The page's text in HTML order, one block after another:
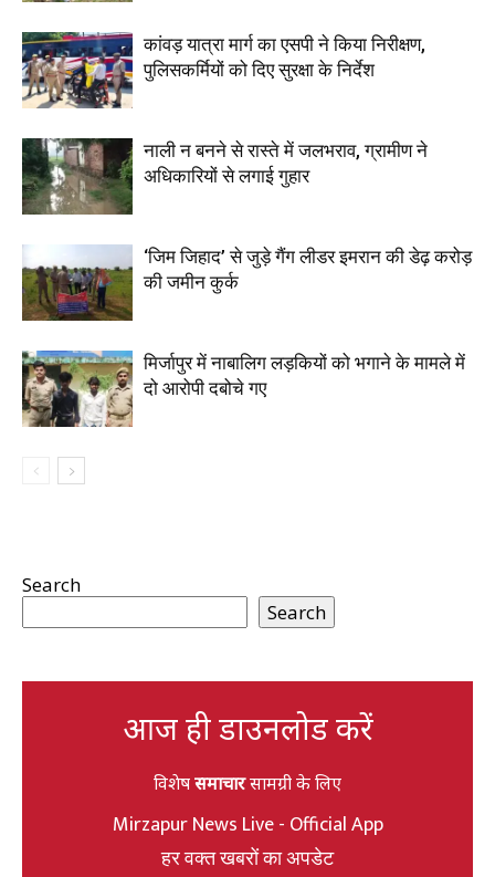
कांवड़ यात्रा मार्ग का एसपी ने किया निरीक्षण,
पुलिसकर्मियों को दिए सुरक्षा के निर्देश
नाली न बनने से रास्ते में जलभराव, ग्रामीण ने
अधिकारियों से लगाई गुहार
‘जिम जिहाद’ से जुड़े गैंग लीडर इमरान की डेढ़ करोड़
की जमीन कुर्क
मिर्जापुर में नाबालिग लड़कियों को भगाने के मामले में
दो आरोपी दबोचे गए
Search
Search
आज ही डाउनलोड करें
विशेषसमाचारसामग्री के लिए
Mirzapur News Live - Official App
हर वक्त खबरों का अपडेट